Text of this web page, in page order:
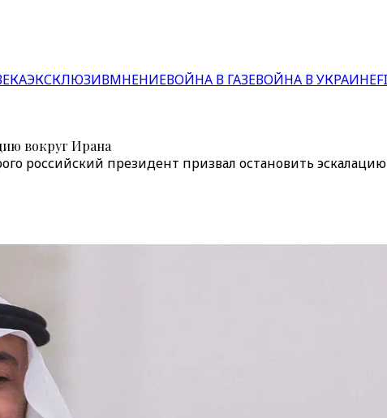
ЭКСКЛЮЗИВМНЕНИЕВОЙНА В ГАЗЕВОЙНА В УКРАИНЕ
вокруг Ирана
российский президент призвал остановить